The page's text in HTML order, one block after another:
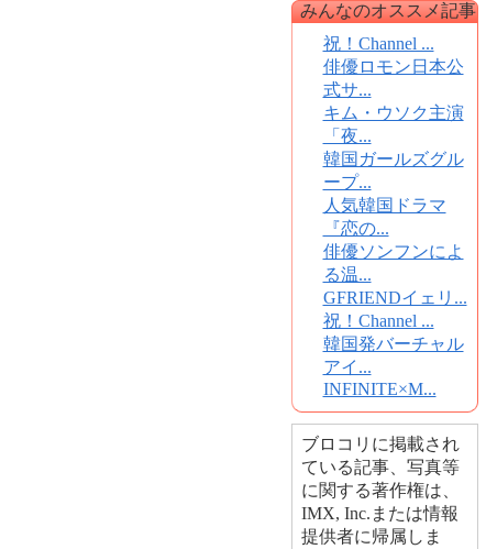
みんなのオススメ記事
祝！Channel ...
俳優ロモン日本公
式サ...
キム・ウソク主演
「夜...
韓国ガールズグル
ープ...
人気韓国ドラマ
『恋の...
俳優ソンフンによ
る温...
GFRIENDイェリ...
祝！Channel ...
韓国発バーチャル
アイ...
INFINITE×M...
ブロコリに掲載され
ている記事、写真等
に関する著作権は、
IMX, Inc.または情報
提供者に帰属しま